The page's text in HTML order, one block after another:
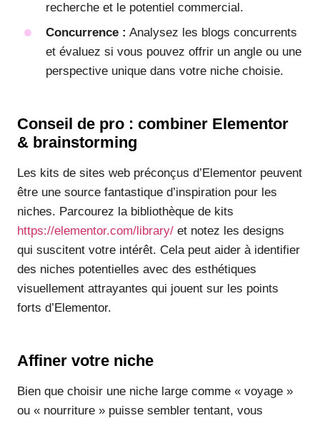
recherche et le potentiel commercial.
Concurrence : Analysez les blogs concurrents
et évaluez si vous pouvez offrir un angle ou une
perspective unique dans votre niche choisie.
Conseil de pro : combiner Elementor
& brainstorming
Les kits de sites web préconçus d’Elementor peuvent
être une source fantastique d’inspiration pour les
niches. Parcourez la bibliothèque de kits
https://elementor.com/library/ et notez les designs
qui suscitent votre intérêt. Cela peut aider à identifier
des niches potentielles avec des esthétiques
visuellement attrayantes qui jouent sur les points
forts d’Elementor.
Affiner votre niche
Bien que choisir une niche large comme « voyage »
ou « nourriture » puisse sembler tentant, vous